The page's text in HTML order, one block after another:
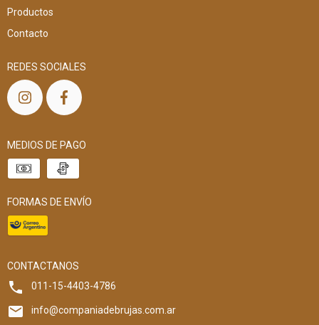
Productos
Contacto
REDES SOCIALES
MEDIOS DE PAGO
FORMAS DE ENVÍO
CONTACTANOS
011-15-4403-4786
info@companiadebrujas.com.ar